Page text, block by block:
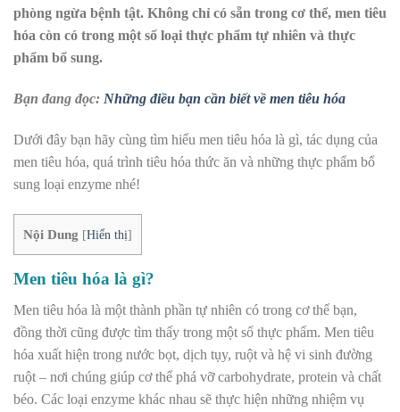
phòng ngừa bệnh tật. Không chỉ có sẵn trong cơ thể, men tiêu
hóa còn có trong một số loại thực phẩm tự nhiên và thực
phẩm bổ sung.
Bạn đang đọc: Những điều bạn cần biết về men tiêu hóa
Dưới đây bạn hãy cùng tìm hiểu men tiêu hóa là gì, tác dụng của
men tiêu hóa, quá trình tiêu hóa thức ăn và những thực phẩm bổ
sung loại enzyme nhé!
Nội Dung [Hiển thị]
Men tiêu hóa là gì?
Men tiêu hóa là một thành phần tự nhiên có trong cơ thể bạn,
đồng thời cũng được tìm thấy trong một số thực phẩm. Men tiêu
hóa xuất hiện trong nước bọt, dịch tụy, ruột và hệ vi sinh đường
ruột – nơi chúng giúp cơ thể phá vỡ carbohydrate, protein và chất
béo. Các loại enzyme khác nhau sẽ thực hiện những nhiệm vụ